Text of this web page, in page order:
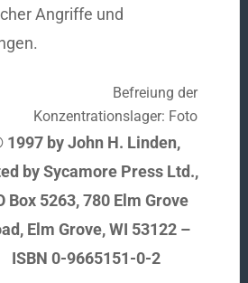
Angriffe und
1997 by John H. Linden,
by Sycamore Press Ltd.,
Box 5263, 780 Elm Grove
Elm Grove, WI 53122 –
ISBN 0-9665151-0-2